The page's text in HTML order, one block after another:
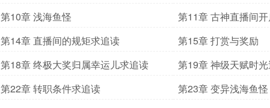
第10章 浅海鱼怪 第11章 古神直播间
第14章 直播间的规矩求追读 第15章 打赏与奖励
第18章 终极大奖归属幸运儿求追读 第19章 神级天赋时
第22章 转职条件求追读 第23章 变异浅海鱼怪